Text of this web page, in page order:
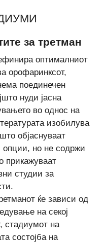
за третман
оптималниот
орофаринксот,
поединечен
нуди јасна
во однос на
изобилува
објаснуваат
опции, но не содржи
прикажуваат
студии за
ќе зависи од
на секој
стадиумот на
состојба на